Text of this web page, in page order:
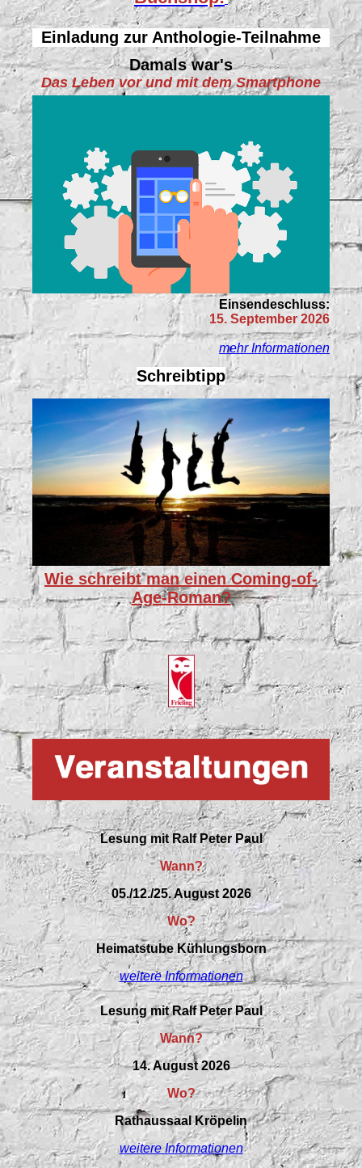
Einladung zur Anthologie-Teilnahme
Damals war's
Das Leben vor und mit dem Smartphone
Einsendeschluss:
15. September 2026
mehr Informationen
Schreibtipp
Wie schreibt man einen Coming-of-
Age-Roman?
Lesung mit Ralf Peter Paul
Wann?
05./12./25. August 2026
Wo?
Heimatstube Kühlungsborn
weitere Informationen
Lesung mit Ralf Peter Paul
Wann?
14. August 2026
Wo?
Rathaussaal Kröpelin
weitere Informationen